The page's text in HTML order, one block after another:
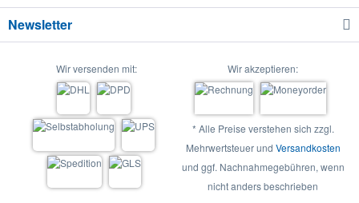
Newsletter
Wir versenden mit: Wir akzeptieren:
* Alle Preise verstehen sich zzgl.
Mehrwertsteuer und Versandkosten
und ggf. Nachnahmegebühren, wenn
nicht anders beschrieben